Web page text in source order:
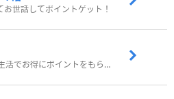
お世話してポイントゲット！
歩いてポイ活！日常生活でお得にポイントをもらおう